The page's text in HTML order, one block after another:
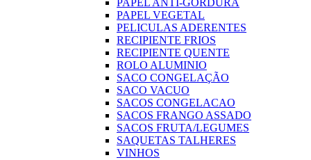
PAPEL VEGETAL
PELICULAS ADERENTES
RECIPIENTE FRIOS
RECIPIENTE QUENTE
ROLO ALUMINIO
SACO CONGELAÇÃO
SACO VACUO
SACOS CONGELACAO
SACOS FRANGO ASSADO
SACOS FRUTA/LEGUMES
SAQUETAS TALHERES
VINHOS